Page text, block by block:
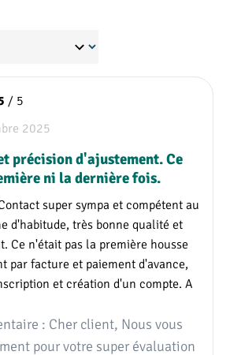
sièges conducteur à suspension
pneumatique.
siège-banquette
n D
Configuratio
n E
✓ ✗
2025
sur 5 étoiles
/ 5
précision d'ajustement. Ce
ni la dernière fois.
super sympa et compétent au
d'habitude, très bonne qualité et
Ce n'était pas la première housse
par facture et paiement d'avance,
et création d'un compte. A
: Cher client, Nous vous
pour votre super évaluation